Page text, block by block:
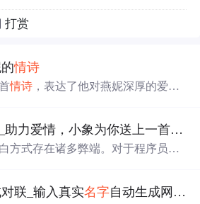
打赏
情诗
情诗 ，表达了他对燕妮深厚的爱情
个名字就是爱情。 python代码情书_助力爱情，小象为你送上一首python写的
方式存在诸多弊端。对于程序员而
调。
联_输入真实名字自动生成网名，